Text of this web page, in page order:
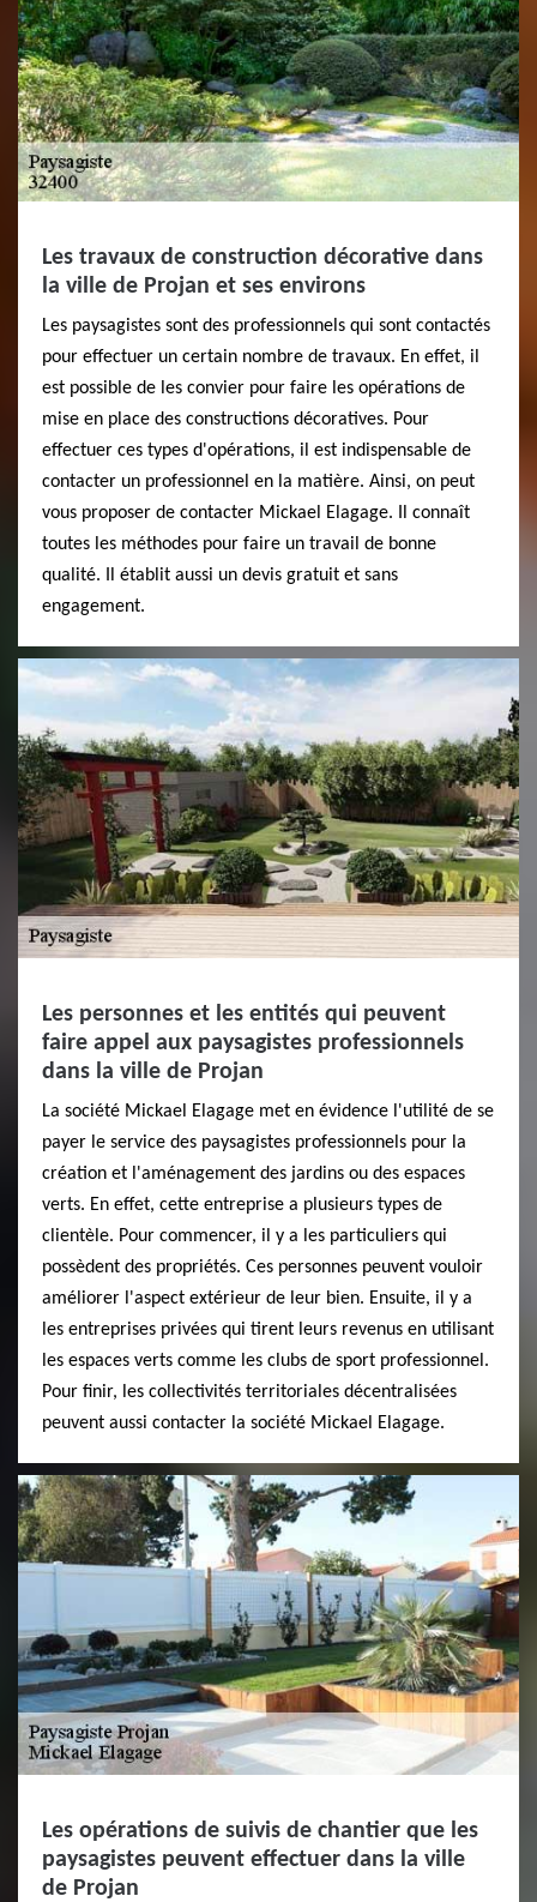
Les travaux de construction décorative dans
la ville de Projan et ses environs
Les paysagistes sont des professionnels qui sont contactés
pour effectuer un certain nombre de travaux. En effet, il
est possible de les convier pour faire les opérations de
mise en place des constructions décoratives. Pour
effectuer ces types d'opérations, il est indispensable de
contacter un professionnel en la matière. Ainsi, on peut
vous proposer de contacter Mickael Elagage. Il connaît
toutes les méthodes pour faire un travail de bonne
qualité. Il établit aussi un devis gratuit et sans
engagement.
Les personnes et les entités qui peuvent
faire appel aux paysagistes professionnels
dans la ville de Projan
La société Mickael Elagage met en évidence l'utilité de se
payer le service des paysagistes professionnels pour la
création et l'aménagement des jardins ou des espaces
verts. En effet, cette entreprise a plusieurs types de
clientèle. Pour commencer, il y a les particuliers qui
possèdent des propriétés. Ces personnes peuvent vouloir
améliorer l'aspect extérieur de leur bien. Ensuite, il y a
les entreprises privées qui tirent leurs revenus en utilisant
les espaces verts comme les clubs de sport professionnel.
Pour finir, les collectivités territoriales décentralisées
peuvent aussi contacter la société Mickael Elagage.
Les opérations de suivis de chantier que les
paysagistes peuvent effectuer dans la ville
de Projan